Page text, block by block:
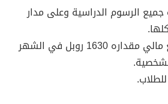
الرسوم الدراسية وعلى مدار
يمنح كل طالب مبلغ مالي مقداره 1630 روبل في الشهر